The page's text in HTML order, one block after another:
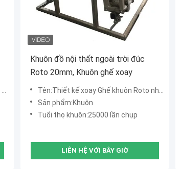
Khuôn đồ nội thất ngoài trời đúc
Roto 20mm, Khuôn ghế xoay
Tên:Thiết kế xoay Ghế khuôn Roto nhựa cứng
Sản phẩm:Khuôn
Tuổi thọ khuôn:25000 lần chụp
LIÊN HỆ VỚI BÂY GIỜ